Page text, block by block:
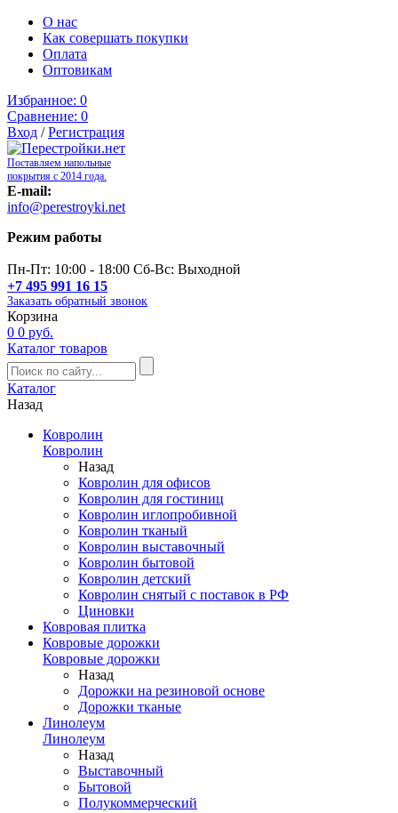
О нас
Как совершать покупки
Оплата
Оптовикам
Избранное: 0
Сравнение: 0
Вход /Регистрация
Поставляем напольные
покрытия с 2014 года.
E-mail:
info@perestroyki.net
Режим работы
Пн-Пт: 10:00 - 18:00 Сб-Вс: Выходной
+7 495 991 16 15
Заказать обратный звонок
Корзина
0 0 руб.
Каталог товаров
Каталог
Назад
Ковролин
Ковролин
Назад
Ковролин для офисов
Ковролин для гостиниц
Ковролин иглопробивной
Ковролин тканый
Ковролин выставочный
Ковролин бытовой
Ковролин детский
Ковролин снятый с поставок в РФ
Циновки
Ковровая плитка
Ковровые дорожки
Ковровые дорожки
Назад
Дорожки на резиновой основе
Дорожки тканые
Линолеум
Линолеум
Назад
Выставочный
Бытовой
Полукоммерческий